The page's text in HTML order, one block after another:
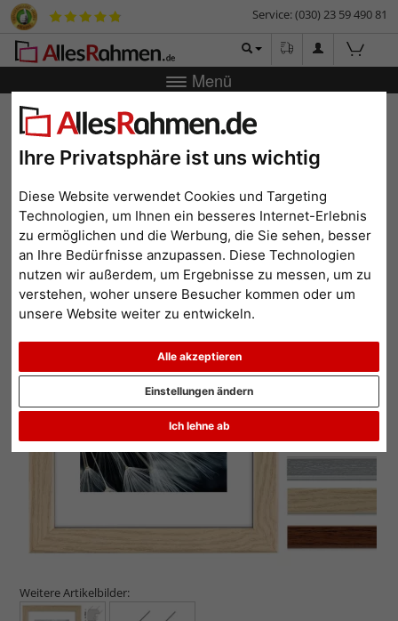
Ihre Privatsphäre ist uns wichtig
Diese Website verwendet Cookies und Targeting
Technologien, um Ihnen ein besseres Internet-Erlebnis
zu ermöglichen und die Werbung, die Sie sehen, besser
an Ihre Bedürfnisse anzupassen. Diese Technologien
nutzen wir außerdem, um Ergebnisse zu messen, um zu
verstehen, woher unsere Besucher kommen oder um
unsere Website weiter zu entwickeln.
Alle akzeptieren
Ich lehne ab
Einstellungen ändern
Service: (030) 23 59 490 81
Menü
Zurück | Bilderrahmen-Shop Bilderrahmen
Bilderrahmen Breeze
Kunststoff-Bilderrahmen
Breeze
Weitere Artikelbilder: